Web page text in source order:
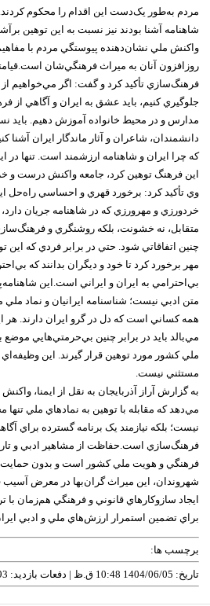
مردم به‌طور يک‌دست اين اقدام را محکوم
شاهنامه آشنا بودند نيز نسبت به اين توهين
واکنش ملي نشان‌دهنده پيوستگي مردم با
روزافزون آنان به ميراث فرهنگي‌شان
فرهنگ‌سازي تأکيد کرد و گفت: اگر مي‌خواهيم از
جلوگيري کنيم، بايد عشق به ايران و آگاهي از
مدارس و در محيط خانواده آموزش دهيم. بايد
دانشمندان، شاعران و آثار ماندگار ايران آشنا
که چرا ايران و شاهنامه ارزشمند است. تنها
اين فرهنگ توهين کرد، جامعه واکنش درست و
وي تأکيد کرد: برخورد قهري و احساسي راه‌حل
خردورزي و مهرورزي که در شاهنامه جريان
متقابل، نه خشونت، بلکه روشنگري و
چنين اتفاقاتي شود. حتي در برابر فردي که اين
مهر برخورد کرد تا خود و ديگران بدانند که
بي‌احترامي به ايران و ايراني است.اين
متن ادبي نيست؛ شناسنامه ايرانيان و نماد
همه کساني است که دل در گرو ايران دارند. هر
مي‌بالد بايد در برابر چنين بي‌حرمتي‌هايي موضع
ملي کشور مورد توهين قرار گيرند. اين
مستثني نيست.
به گزارش آراز آذربايجان به نقل از ايمنا،
مي‌دهد که مقابله با توهين به نمادهاي ملي
نيست؛ بلکه نيازمند يک برنامه گسترده براي
فرهنگ‌سازي است.حفاظت از مشاهير ادبي و
فرهنگي و هويت ملي کشور است و بدون
شهروندان، اين ميراث گران‌بها در معرض آسيب
ايجاد سازوکارهاي قانوني و فرهنگي هم‌زمان با
براي تضمين استمرار ارزش‌هاي ملي و ادبي
برچسب ها:
تاریخ: 1404/06/05 10:48 ق.ظ | دفعات بازدید: 1993 |